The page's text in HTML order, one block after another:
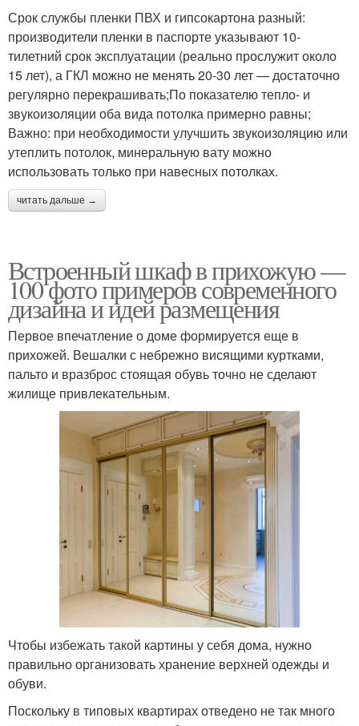
Срок службы пленки ПВХ и гипсокартона разный:
производители пленки в паспорте указывают 10-
тилетний срок эксплуатации (реально прослужит около
15 лет), а ГКЛ можно не менять 20-30 лет — достаточно
регулярно перекрашивать;По показателю тепло- и
звукоизоляции оба вида потолка примерно равны;
Важно: при необходимости улучшить звукоизоляцию или
утеплить потолок, минеральную вату можно
использовать только при навесных потолках.
читать дальше →
Встроенный шкаф в прихожую —
100 фото примеров современного
дизайна и идей размещения
Первое впечатление о доме формируется еще в
прихожей. Вешалки с небрежно висящими куртками,
пальто и вразброс стоящая обувь точно не сделают
жилище привлекательным.
Чтобы избежать такой картины у себя дома, нужно
правильно организовать хранение верхней одежды и
обуви.
Поскольку в типовых квартирах отведено не так много